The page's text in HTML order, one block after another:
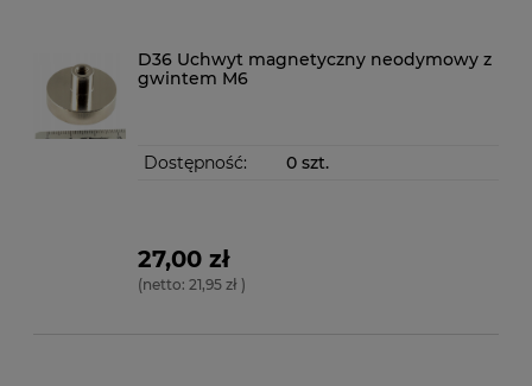
D36 Uchwyt magnetyczny neodymowy z
gwintem M6
Dostępność: 0 szt.
27,00 zł
(netto:21,95 zł )